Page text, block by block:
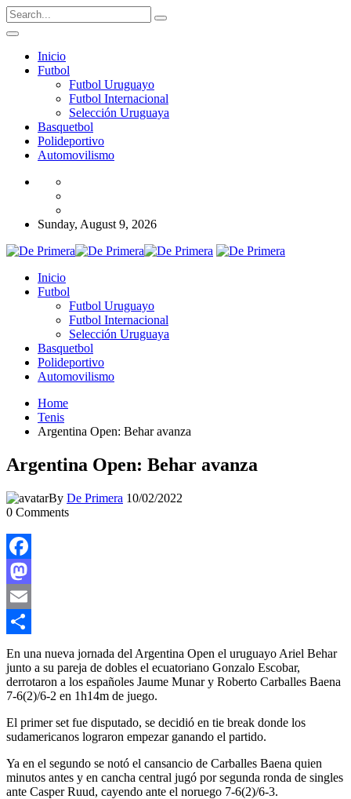
Inicio
Futbol
Futbol Uruguayo
Futbol Internacional
Selección Uruguaya
Basquetbol
Polideportivo
Automovilismo
Sunday, August 9, 2026
Inicio
Futbol
Futbol Uruguayo
Futbol Internacional
Selección Uruguaya
Basquetbol
Polideportivo
Automovilismo
Home
Tenis
Argentina Open: Behar avanza
Argentina Open: Behar avanza
By De Primera 10/02/2022
0 Comments
Facebook
Mastodon
Email
Compartir
En una nueva jornada del Argentina Open el uruguayo Ariel Behar
junto a su pareja de dobles el ecuatoriano Gonzalo Escobar,
derrotaron a los españoles Jaume Munar y Roberto Carballes Baena
7-6(2)/6-2 en 1h14m de juego.
El primer set fue disputado, se decidió en tie break donde los
sudamericanos lograron empezar ganando el partido.
Ya en el segundo se notó el cansancio de Carballes Baena quien
minutos antes y en cancha central jugó por segunda ronda de singles
ante Casper Ruud, cayendo ante el noruego 7-6(2)/6-3.